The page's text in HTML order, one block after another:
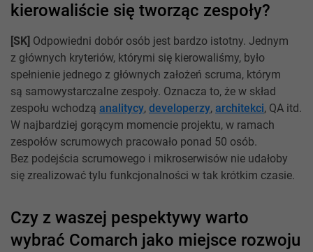
kierowaliście się tworząc zespoły?
[SK] Odpowiedni dobór osób jest bardzo istotny. Jednym
z głównych kryteriów, którymi się kierowaliśmy, było
spełnienie jednego z głównych założeń scruma, którym
są samowystarczalne zespoły. Oznacza to, że w skład
zespołu wchodzą analitycy, developerzy, architekci, QA itd.
W najbardziej gorącym momencie projektu, w ramach
zespołów scrumowych pracowało ponad 50 osób.
Bez podejścia scrumowego i mikroserwisów nie udałoby
się zrealizować tylu funkcjonalności w tak krótkim czasie.
Czy z waszej pespektywy warto
wybrać Comarch jako miejsce rozwoju